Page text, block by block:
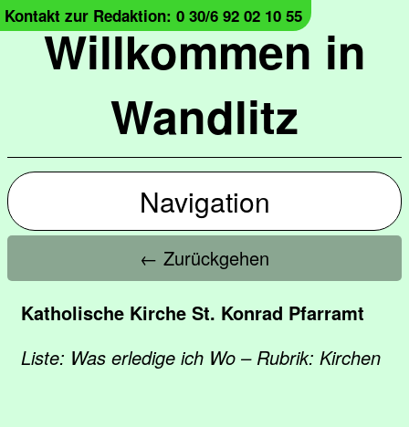
Willkommen in
Wandlitz
Kontakt zur Redaktion: 0 30/6 92 02 10 55
Navigation
← Zurückgehen
Katholische Kirche St. Konrad Pfarramt
Liste: Was erledige ich Wo – Rubrik: Kirchen